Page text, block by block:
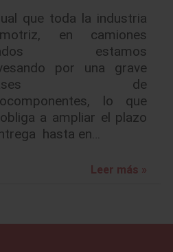
que toda la industria
en camiones
estamos
por una grave
de
lo que
a ampliar el plazo
hasta en…
Leer más »